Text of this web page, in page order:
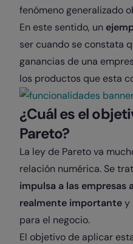
fenómeno generalizado
En este sentido, un
ser cuando se constata
ganancias de una
los productos que esta
¿Cuál es el
Pareto?
La ley de Pareto va
relación numérica. Se
impulsa a las empresas
realmente importantey
para el negocio.
El objetivo de aplicar